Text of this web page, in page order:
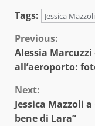
Tags:
Jessica Mazzoli
Continue
Reading
Previous:
Alessia
all’aeroporto:
Next:
Jessica Mazzoli
bene di Lara”